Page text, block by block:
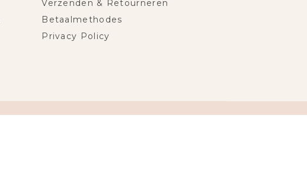
Verzenden & Retourneren
Betaalmethodes
Privacy Policy